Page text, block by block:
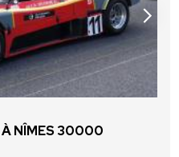
NÎMES 30000